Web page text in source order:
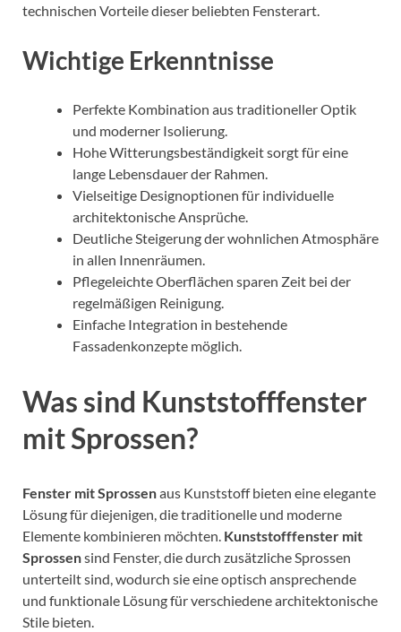
technischen Vorteile dieser beliebten Fensterart.
Wichtige Erkenntnisse
Perfekte Kombination aus traditioneller Optik
und moderner Isolierung.
Hohe Witterungsbeständigkeit sorgt für eine
lange Lebensdauer der Rahmen.
Vielseitige Designoptionen für individuelle
architektonische Ansprüche.
Deutliche Steigerung der wohnlichen Atmosphäre
in allen Innenräumen.
Pflegeleichte Oberflächen sparen Zeit bei der
regelmäßigen Reinigung.
Einfache Integration in bestehende
Fassadenkonzepte möglich.
Was sind Kunststofffenster
mit Sprossen?
Fenster mit Sprossenaus Kunststoff bieten eine elegante
Lösung für diejenigen, die traditionelle und moderne
Elemente kombinieren möchten. Kunststofffenster mit
Sprossensind Fenster, die durch zusätzliche Sprossen
unterteilt sind, wodurch sie eine optisch ansprechende
und funktionale Lösung für verschiedene architektonische
Stile bieten.